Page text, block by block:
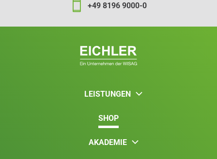
+49 8196 9000-0
LEISTUNGEN
SHOP
AKADEMIE